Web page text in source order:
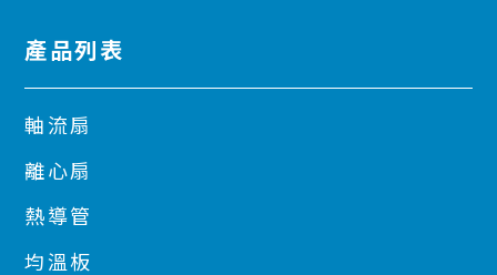
產品列表
軸流扇
離心扇
熱導管
均溫板